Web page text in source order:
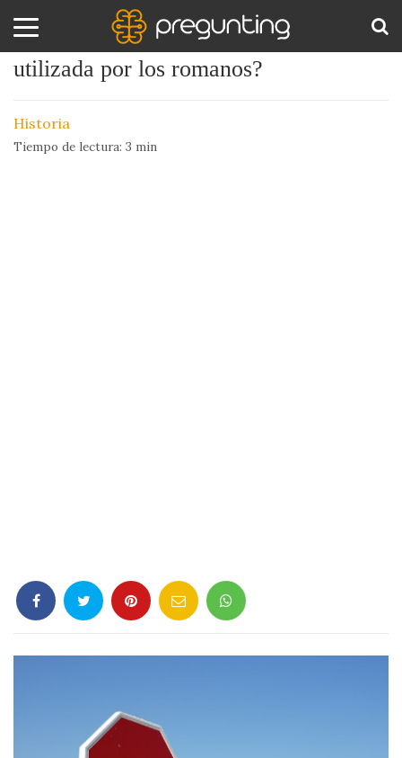
Amor
Sexo
Gastronomía
¿Sabías que la señal de stop ya era
utilizada por los romanos?
Historia
Tiempo de lectura: 3 min